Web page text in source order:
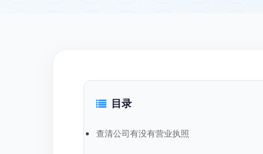
目录
查清公司有没有营业执照